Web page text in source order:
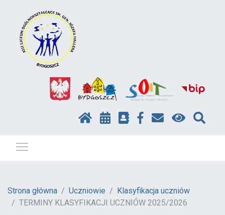
Strona główna Uczniowie
Klasyfikacja uczniów
TERMINY KLASYFIKACJI UCZNIÓW 2025/2026